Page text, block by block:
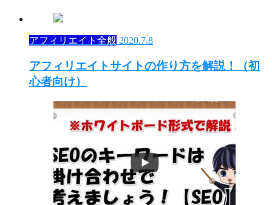
アフィリエイト全般 2020.7.8
アフィリエイトサイトの作り方を解説！（初
心者向け）